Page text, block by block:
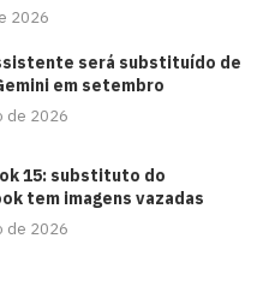
2026
será substituído de
em setembro
de 2026
15: substituto do
tem imagens vazadas
de 2026